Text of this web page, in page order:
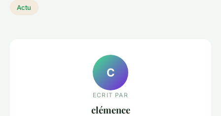
Actu
C
ECRIT PAR
clémence